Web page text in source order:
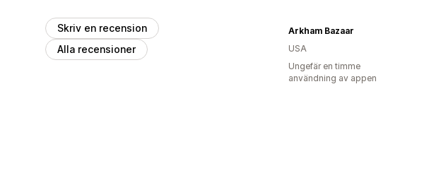
Skriv en recension
Alla recensioner
Arkham Bazaar
USA
Ungefär en timme
användning av appen